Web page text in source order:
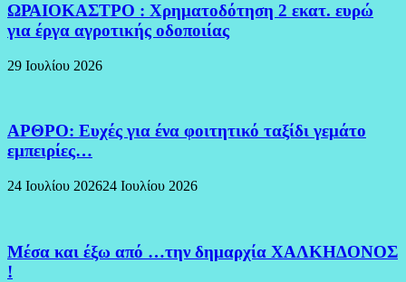
ΩΡΑΙΟΚΑΣΤΡΟ : Χρηματοδότηση 2 εκατ. ευρώ
για έργα αγροτικής οδοποιίας
29 Ιουλίου 2026
ΑΡΘΡΟ: Ευχές για ένα φοιτητικό ταξίδι γεμάτο
εμπειρίες…
24 Ιουλίου 202624 Ιουλίου 2026
Μέσα και έξω από …την δημαρχία ΧΑΛΚΗΔΟΝΟΣ
!